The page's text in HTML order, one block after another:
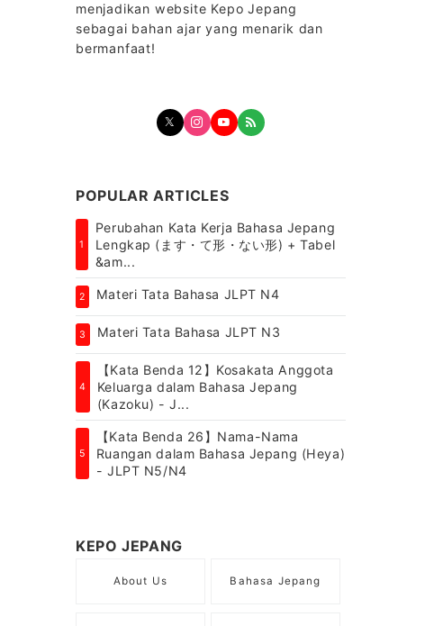
menjadikan website Kepo Jepang
sebagai bahan ajar yang menarik dan
bermanfaat!
POPULAR ARTICLES
1
Perubahan Kata Kerja Bahasa Jepang
Lengkap (ます・て形・ない形) + Tabel
&am...
2 Materi Tata Bahasa JLPT N4
3 Materi Tata Bahasa JLPT N3
4
【Kata Benda 12】Kosakata Anggota
Keluarga dalam Bahasa Jepang
(Kazoku) - J...
5
【Kata Benda 26】Nama-Nama
Ruangan dalam Bahasa Jepang (Heya)
- JLPT N5/N4
KEPO JEPANG
About Us Bahasa Jepang